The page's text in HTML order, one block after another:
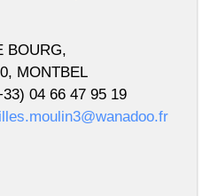
BOURG,
MONTBEL
04 66 47 95 19